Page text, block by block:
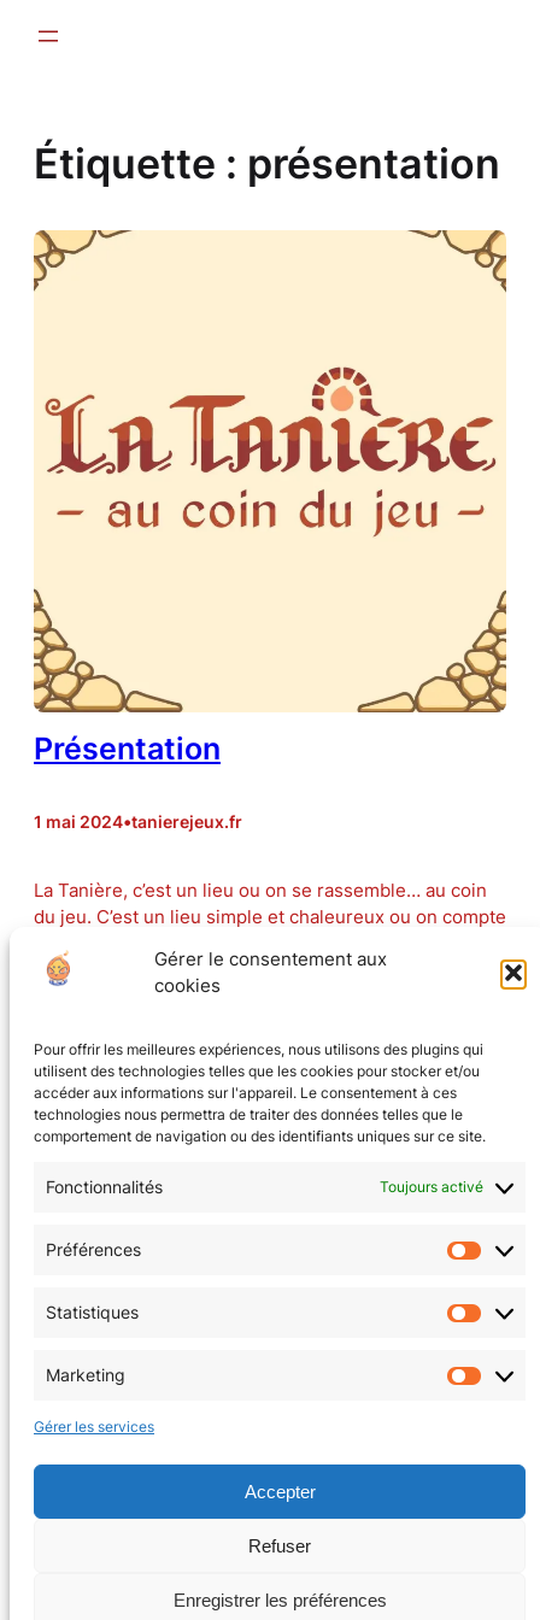
Gérer le consentement aux
cookies
Pour offrir les meilleures expériences, nous utilisons des plugins qui
utilisent des technologies telles que les cookies pour stocker et/ou
accéder aux informations sur l'appareil. Le consentement à ces
technologies nous permettra de traiter des données telles que le
comportement de navigation ou des identifiants uniques sur ce site.
Fonctionnalités Toujours activé
Préférences
Statistiques
Marketing
Gérer les services
Accepter
Refuser
Enregistrer les préférences
Étiquette : présentation
Présentation
1 mai 2024•tanierejeux.fr
La Tanière, c’est un lieu ou on se rassemble… au coin
du jeu. C’est un lieu simple et chaleureux ou on compte
planches, de boissons et bonne humeur à partager
Pour l’instant on met encore en place, mais l’ouverture
Facebook Instagram
Copyright © 2026 | La Tanière au coin du jeu